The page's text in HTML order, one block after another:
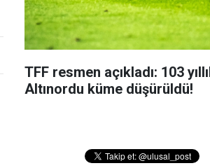
TFF resmen açıkladı: 103
Altınordu küme düşürüldü!